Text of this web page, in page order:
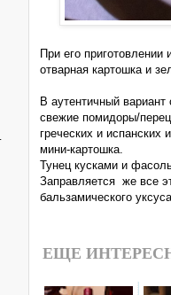
При его
отварная картошка и
В аутентичный
свежие помидоры/
греческих и
мини-картошка.
Тунец кусками и
Заправляется же все
бальзамического
ЕЩЕ